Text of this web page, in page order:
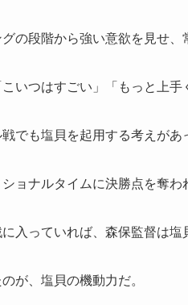
の段階から強い意欲を見せ、
いつはすごい」「もっと上
でも塩貝を起用する考えがあ
ョナルタイムに決勝点を奪わ
入っていれば、森保監督は塩
が、塩貝の機動力だ。